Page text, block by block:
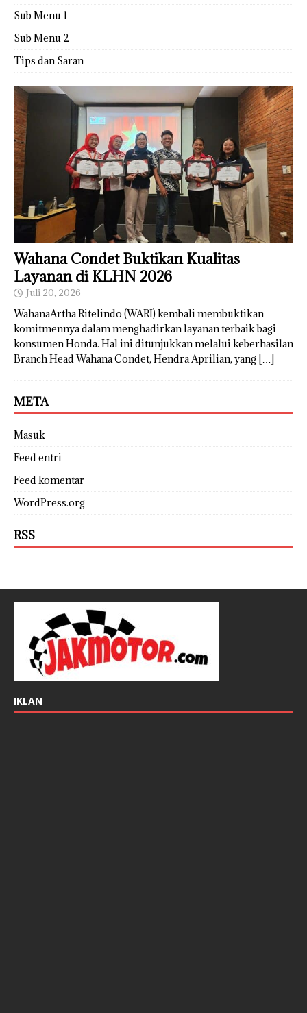
Sub Menu 1
Sub Menu 2
Tips dan Saran
Wahana Condet Buktikan Kualitas
Layanan di KLHN 2026
Juli 20, 2026
WahanaArtha Ritelindo (WARI) kembali membuktikan
komitmennya dalam menghadirkan layanan terbaik bagi
konsumen Honda. Hal ini ditunjukkan melalui keberhasilan
Branch Head Wahana Condet, Hendra Aprilian, yang […]
META
Masuk
Feed entri
Feed komentar
WordPress.org
RSS
IKLAN